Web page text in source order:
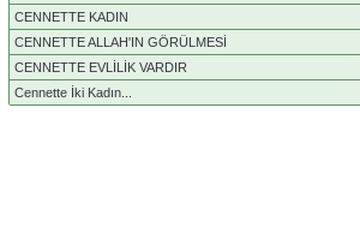
CENNETTE KADIN
CENNETTE ALLAH'IN GÖRÜLMESİ
CENNETTE EVLİLİK VARDIR
Cennette İki Kadın...